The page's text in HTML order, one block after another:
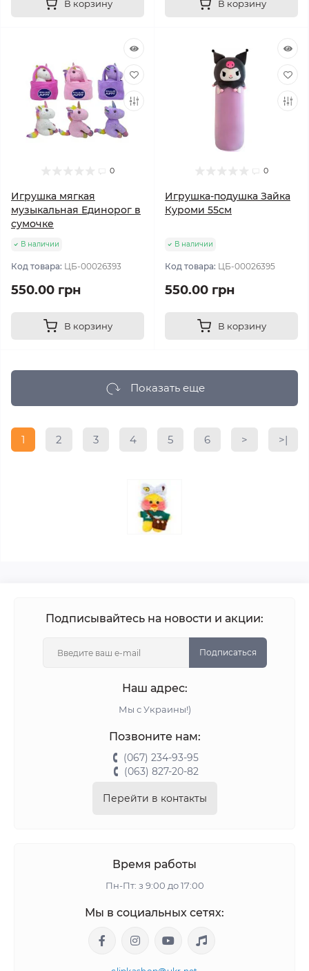
В корзину В корзину
0
Игрушка мягкая
музыкальная Единорог в
сумочке
В наличии
Код товара: ЦБ-00026393
550.00 грн
В корзину
0
Игрушка-подушка Зайка
Куроми 55см
В наличии
Код товара: ЦБ-00026395
550.00 грн
В корзину
Показать еще
1 2 3 4 5 6 > >|
Подписывайтесь на новости и акции:
Подписаться
Наш адрес:
Мы с Украины!)
Позвоните нам:
(067) 234-93-95
(063) 827-20-82
Перейти в контакты
Время работы
Пн-Пт: з 9:00 до 17:00
Мы в социальных сетях: